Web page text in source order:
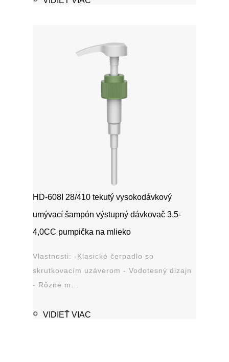
HD-608I 28/410 tekutý vysokodávkový
umývací šampón výstupný dávkovač 3,5-
4,0CC pumpička na mlieko
Vlastnosti: -Klasické čerpadlo so
skrutkovacím uzáverom - Vodotesný dizajn
- Rôzne m...
VIDIEŤ VIAC